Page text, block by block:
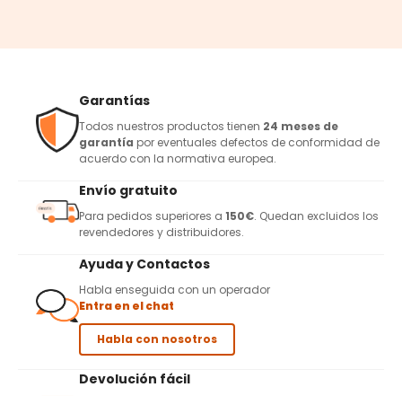
Garantías
Todos nuestros productos tienen 24 meses de
garantía por eventuales defectos de conformidad de
acuerdo con la normativa europea.
Envío gratuito
Para pedidos superiores a 150€. Quedan excluidos los
revendedores y distribuidores.
Ayuda y Contactos
Habla enseguida con un operador
Entra en el chat
Habla con nosotros
Devolución fácil